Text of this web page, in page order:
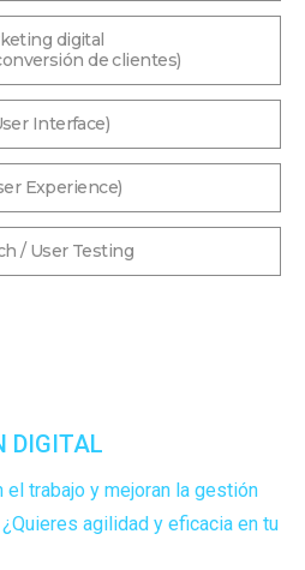
digital
de clientes)
Interface)
Experience)
/ User Testing
DIGITAL
trabajo y mejoran la gestión
agilidad y eficacia en tu